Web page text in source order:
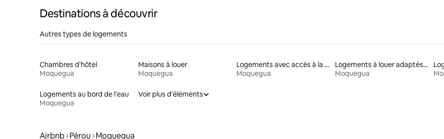
Destinations à découvrir
Autres types de logements
Chambres d'hôtel
Moquegua
Maisons à louer
Moquegua
Logements avec accès à la plage
Moquegua
Logements à louer adaptés aux animaux
Moquegua
Logements au bord de l'eau
Moquegua
Voir plus d'éléments
Airbnb Pérou Moquegua